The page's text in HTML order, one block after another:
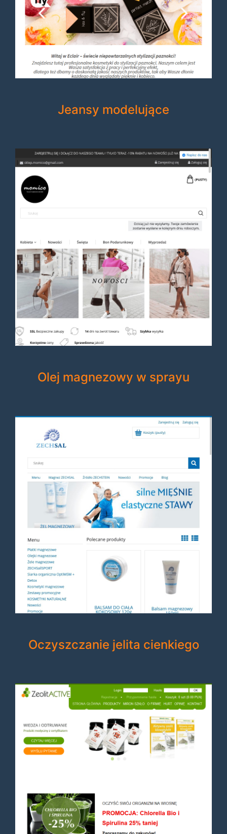
Jeansy modelujące
Olej magnezowy w sprayu
Oczyszczanie jelita cienkiego